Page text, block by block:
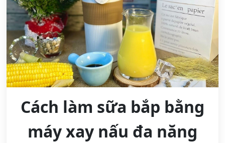
Cách làm sữa bắp bằng
máy xay nấu đa năng